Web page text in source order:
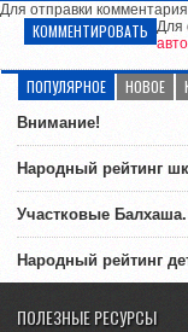
Для отправки
КОММЕНТИРОВАТЬ Для
ПОПУЛЯРНОЕ НОВОЕ
Внимание!
Народный рейтинг
Участковые
Народный рейтинг
ПОЛЕЗНЫЕ РЕСУРСЫ